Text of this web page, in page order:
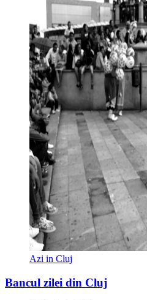
Azi in Cluj
Bancul zilei din Cluj